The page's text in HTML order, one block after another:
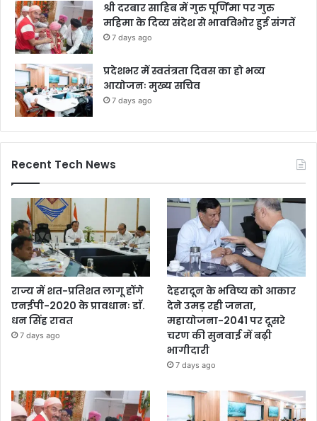
श्री दरबार साहिब में गुरु पूर्णिमा पर गुरु
महिमा के दिव्य संदेश से भावविभोर हुई संगतें
7 days ago
प्रदेशभर में स्वतंत्रता दिवस का हो भव्य
आयोजनः मुख्य सचिव
7 days ago
Recent Tech News
राज्य में शत-प्रतिशत लागू होंगे
एनईपी-2020 के प्रावधानः डाॅ.
धन सिंह रावत
7 days ago
देहरादून के भविष्य को आकार
देने उमड़ रही जनता,
महायोजना-2041 पर दूसरे
चरण की सुनवाई में बढ़ी
भागीदारी
7 days ago